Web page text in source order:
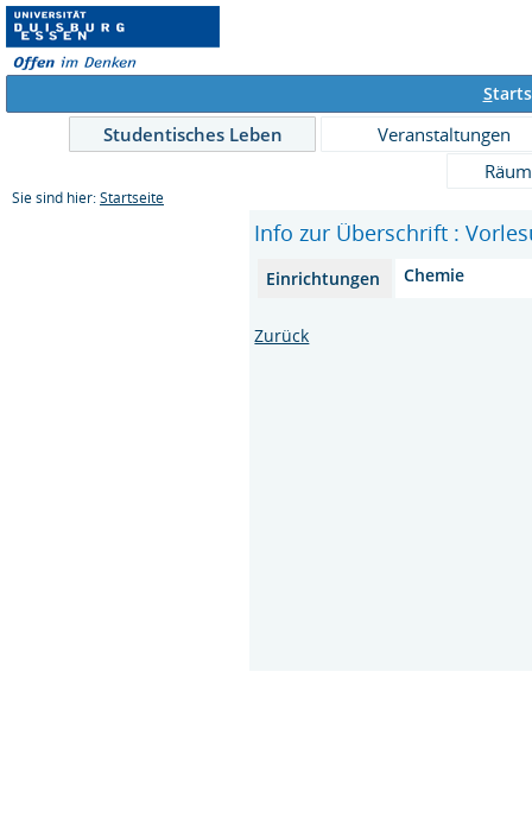
S
Studentisches Leben
Veranstaltungen
Sie sind hier: Startseite
Info zur Überschrift :
Einrichtungen Chemie
Zurück